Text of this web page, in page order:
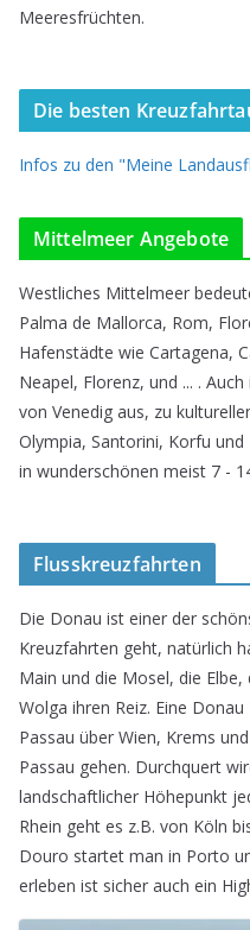
Meeresfrüchten.
Die besten
Infos zu den "Meine
Mittelmeer Angebote
Westliches Mittelmeer
Palma de Mallorca, Rom,
Hafenstädte wie Cartagena,
Neapel, Florenz, und ... .
von Venedig aus, zu
Olympia, Santorini, Korfu
in wunderschönen meist 7 -
Flusskreuzfahrten
Die Donau ist einer der
Kreuzfahrten geht, natürlich
Main und die Mosel, die
Wolga ihren Reiz. Eine
Passau über Wien, Krems
Passau gehen. Durchquert
landschaftlicher Höhepunkt
Rhein geht es z.B. von Köln
Douro startet man in Porto
erleben ist sicher auch ein